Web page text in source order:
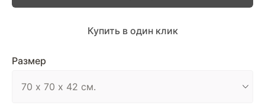
Размер
Купить в один клик